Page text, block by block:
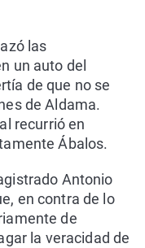
las
un auto del
de que no se
de Aldama.
recurrió en
Ábalos.
Antonio
en contra de lo
de
la veracidad de